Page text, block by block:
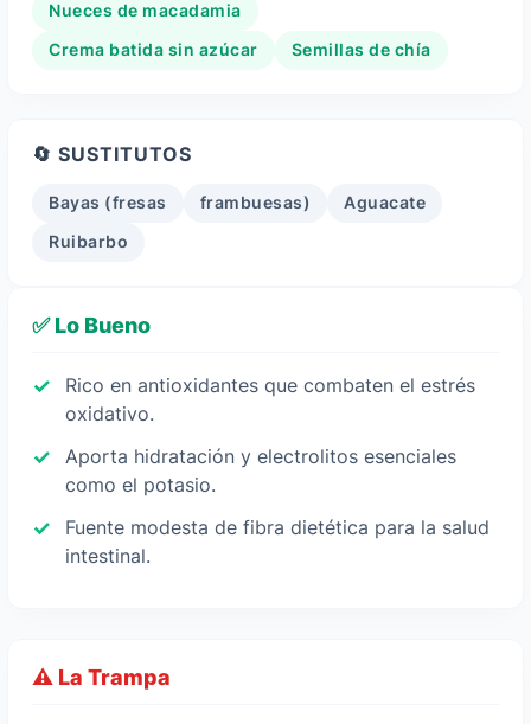
Nueces de macadamia
Crema batida sin azúcar Semillas de chía
🔄 SUSTITUTOS
Bayas (fresas frambuesas) Aguacate
Ruibarbo
✅ Lo Bueno
Rico en antioxidantes que combaten el estrés
oxidativo.
Aporta hidratación y electrolitos esenciales
como el potasio.
Fuente modesta de fibra dietética para la salud
intestinal.
⚠️ La Trampa